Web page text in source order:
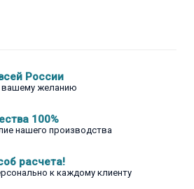
России
желанию
100%
нашего производства
расчета!
к каждому клиенту